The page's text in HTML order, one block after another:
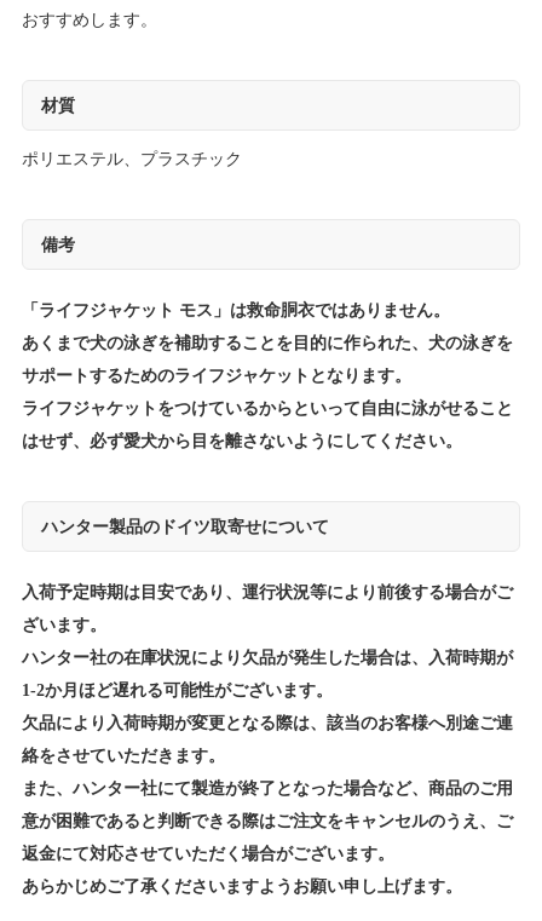
おすすめします。
材質
ポリエステル、プラスチック
備考
「ライフジャケット モス」は救命胴衣ではありません。
あくまで犬の泳ぎを補助することを目的に作られた、犬の泳ぎを
サポートするためのライフジャケットとなります。
ライフジャケットをつけているからといって自由に泳がせること
はせず、必ず愛犬から目を離さないようにしてください。
ハンター製品のドイツ取寄せについて
入荷予定時期は目安であり、運行状況等により前後する場合がご
ざいます。
ハンター社の在庫状況により欠品が発生した場合は、入荷時期が
1-2か月ほど遅れる可能性がございます。
欠品により入荷時期が変更となる際は、該当のお客様へ別途ご連
絡をさせていただきます。
また、ハンター社にて製造が終了となった場合など、商品のご用
意が困難であると判断できる際はご注文をキャンセルのうえ、ご
返金にて対応させていただく場合がございます。
あらかじめご了承くださいますようお願い申し上げます。